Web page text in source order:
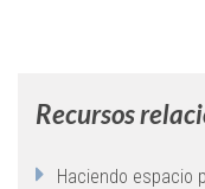
Recursos
Haciendo espacio